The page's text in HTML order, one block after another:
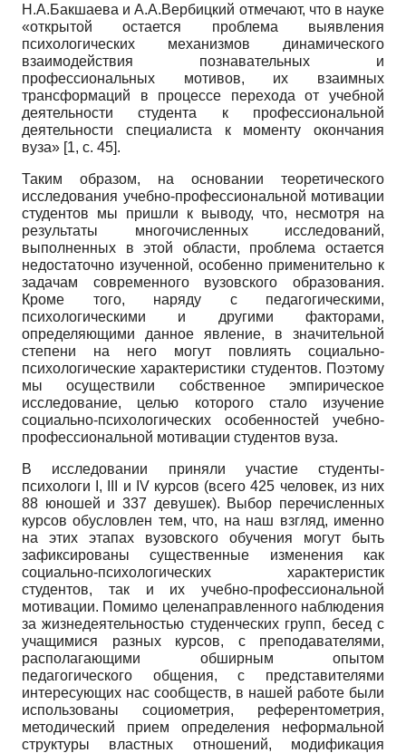
Н.А.Бакшаева и А.А.Вербицкий отмечают, что в науке
«открытой остается проблема выявления
психологических механизмов динамического
взаимодействия познавательных и
профессиональных мотивов, их взаимных
трансформаций в процессе перехода от учебной
деятельности студента к профессиональной
деятельности специалиста к моменту окончания
вуза» [1, с. 45].
Таким образом, на основании теоретического
исследования учебно-профессиональной мотивации
студентов мы пришли к выводу, что, несмотря на
результаты многочисленных исследований,
выполненных в этой области, проблема остается
недостаточно изученной, особенно применительно к
задачам современного вузовского образования.
Кроме того, наряду с педагогическими,
психологическими и другими факторами,
определяющими данное явление, в значительной
степени на него могут повлиять социально-
психологические характеристики студентов. Поэтому
мы осуществили собственное эмпирическое
исследование, целью которого стало изучение
социально-психологических особенностей учебно-
профессиональной мотивации студентов вуза.
В исследовании приняли участие студенты-
психологи I, III и IV курсов (всего 425 человек, из них
88 юношей и 337 девушек). Выбор перечисленных
курсов обусловлен тем, что, на наш взгляд, именно
на этих этапах вузовского обучения могут быть
зафиксированы существенные изменения как
социально-психологических характеристик
студентов, так и их учебно-профессиональной
мотивации. Помимо целенаправленного наблюдения
за жизнедеятельностью студенческих групп, бесед с
учащимися разных курсов, с преподавателями,
располагающими обширным опытом
педагогического общения, с представителями
интересующих нас сообществ, в нашей работе были
использованы социометрия, референтометрия,
методический прием определения неформальной
структуры властных отношений, модификация